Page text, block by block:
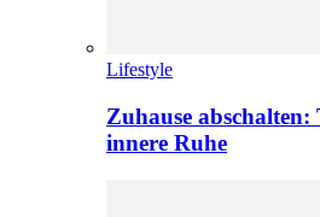
Lifestyle
Zuhause
innere Ruhe